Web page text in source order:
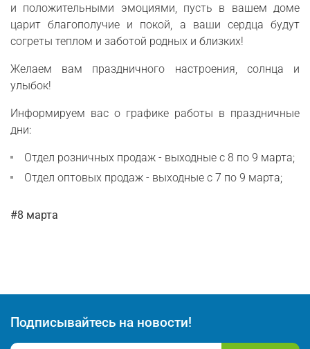
и положительными эмоциями, пусть в вашем доме
царит благополучие и покой, а ваши сердца будут
согреты теплом и заботой родных и близких!
Желаем вам праздничного настроения, солнца и
улыбок!
Информируем вас о графике работы в праздничные
дни:
Отдел розничных продаж - выходные с 8 по 9 марта;
Отдел оптовых продаж - выходные с 7 по 9 марта;
#8 марта
Подписывайтесь на новости!